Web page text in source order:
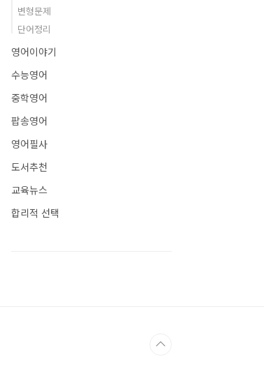
변형문제
단어정리
영어이야기
수능영어
중학영어
팝송영어
영어필사
도서추천
교육뉴스
합리적 선택